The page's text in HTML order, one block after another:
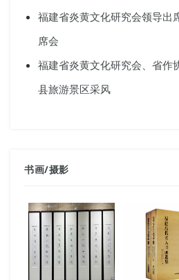
福建省炎黄文化研究会领导出
席会
福建省炎黄文化研究会、省作
县旅游景区采风
书画/摄影